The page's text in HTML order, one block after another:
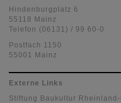
Hindenburgplatz 6
55118 Mainz
Telefon (06131) / 99 60-0
Postfach 1150
55001 Mainz
Externe Links
Stiftung Baukultur Rheinland-